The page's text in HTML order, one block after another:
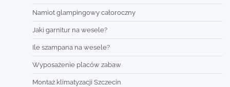
Namiot glampingowy całoroczny
Jaki garnitur na wesele?
Ile szampana na wesele?
Wyposażenie placów zabaw
Montaż klimatyzacji Szczecin